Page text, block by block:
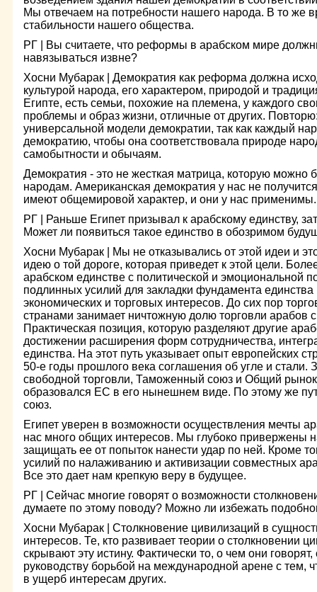
Мы отвечаем на потребности нашего народа. В то же
стабильности нашего общества.
РГ | Вы считаете, что реформы в арабском мире
навязываться извне?
Хосни Мубарак | Демократия как реформа должна
культурой народа, его характером, природой и
Египте, есть семьи, похожие на племена, у каждого
проблемы и образ жизни, отличные от других.
универсальной модели демократии, так как каждый
демократию, чтобы она соответствовала природе
самобытности и обычаям.
Демократия - это не жесткая матрица, которую можно
народам. Американская демократия у нас не
имеют общемировой характер, и они у нас применимы.
РГ | Раньше Египет призывал к арабскому единству,
Может ли появиться такое единство в обозримом
Хосни Мубарак | Мы не отказывались от этой идеи и
идею о той дороге, которая приведет к этой цели.
арабском единстве с политической и эмоциональной
подлинных усилий для закладки фундамента
экономических и торговых интересов. До сих пор
странами занимает ничтожную долю торговли арабов
Практическая позиция, которую разделяют другие
достижении расширения форм сотрудничества,
единства. На этот путь указывает опыт европейских
50-е годы прошлого века соглашения об угле и стали.
свободной торговли, Таможенный союз и Общий
образовался ЕС в его нынешнем виде. По этому же
союз.
Египет уверен в возможности осуществления мечты
нас много общих интересов. Мы глубоко привержены
защищать ее от попыток нанести удар по ней. Кроме
усилий по налаживанию и активизации совместных
Все это дает нам крепкую веру в будущее.
РГ | Сейчас многие говорят о возможности
думаете по этому поводу? Можно ли избежать
Хосни Мубарак | Столкновение цивилизаций в
интересов. Те, кто развивает теории о столкновении
скрывают эту истину. Фактически то, о чем они
руководству борьбой на международной арене с тем,
в ущерб интересам других.